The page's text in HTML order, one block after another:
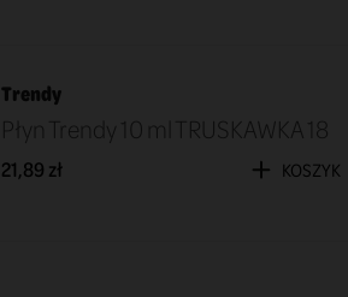
Trendy
Płyn Trendy 10 ml TRUSKAWKA 18
21,89 zł KOSZYK